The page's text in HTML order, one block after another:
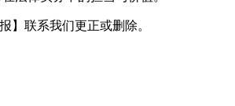
】联系我们更正或删除。